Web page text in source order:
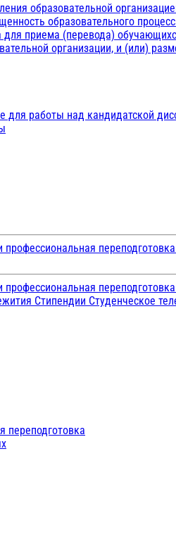
образовательной
образовательного
для приема (перевода)
организации, и (или)
для работы над кандидатской
переподготовка
переподготовка
Стипендии Студенческое
переподготовка